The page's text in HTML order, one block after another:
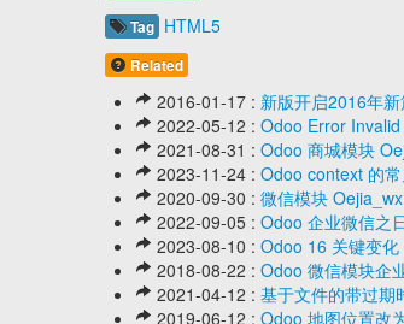
Tag HTML5
Related
2016-01-17 : 新版开启2016年
2022-05-12 : Odoo Error
2021-08-31 : Odoo 商城模块
2023-11-24 : Odoo context 的
2020-09-30 : 微信模块
2022-09-05 : Odoo 企业微信之
2023-08-10 : Odoo 16 关键变
2018-08-22 : Odoo 微信模块企
2021-04-12 : 基于文件的带过期
2019-06-12 : Odoo 地图位置改